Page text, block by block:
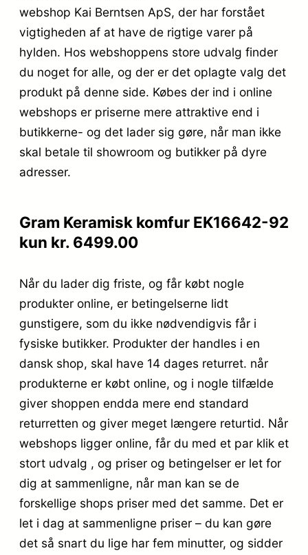
webshop Kai Berntsen ApS, der har forstået
vigtigheden af at have de rigtige varer på
hylden. Hos webshoppens store udvalg finder
du noget for alle, og der er det oplagte valg det
produkt på denne side. Købes der ind i online
webshops er priserne mere attraktive end i
butikkerne- og det lader sig gøre, når man ikke
skal betale til showroom og butikker på dyre
adresser.
Gram Keramisk komfur EK16642-92
kun kr. 6499.00
Når du lader dig friste, og får købt nogle
produkter online, er betingelserne lidt
gunstigere, som du ikke nødvendigvis får i
fysiske butikker. Produkter der handles i en
dansk shop, skal have 14 dages returret. når
produkterne er købt online, og i nogle tilfælde
giver shoppen endda mere end standard
returretten og giver meget længere returtid. Når
webshops ligger online, får du med et par klik et
stort udvalg , og priser og betingelser er let for
dig at sammenligne, når man kan se de
forskellige shops priser med det samme. Det er
let i dag at sammenligne priser – du kan gøre
det så snart du lige har fem minutter, og sidder